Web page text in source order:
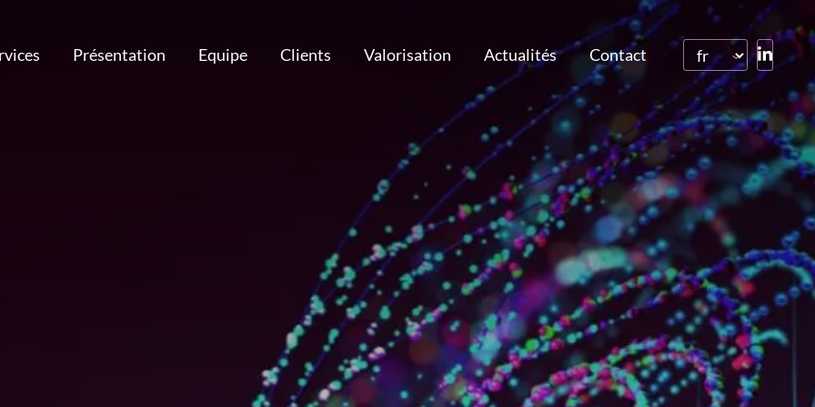
Présentation Equipe Clients Valorisation Actualités Contact